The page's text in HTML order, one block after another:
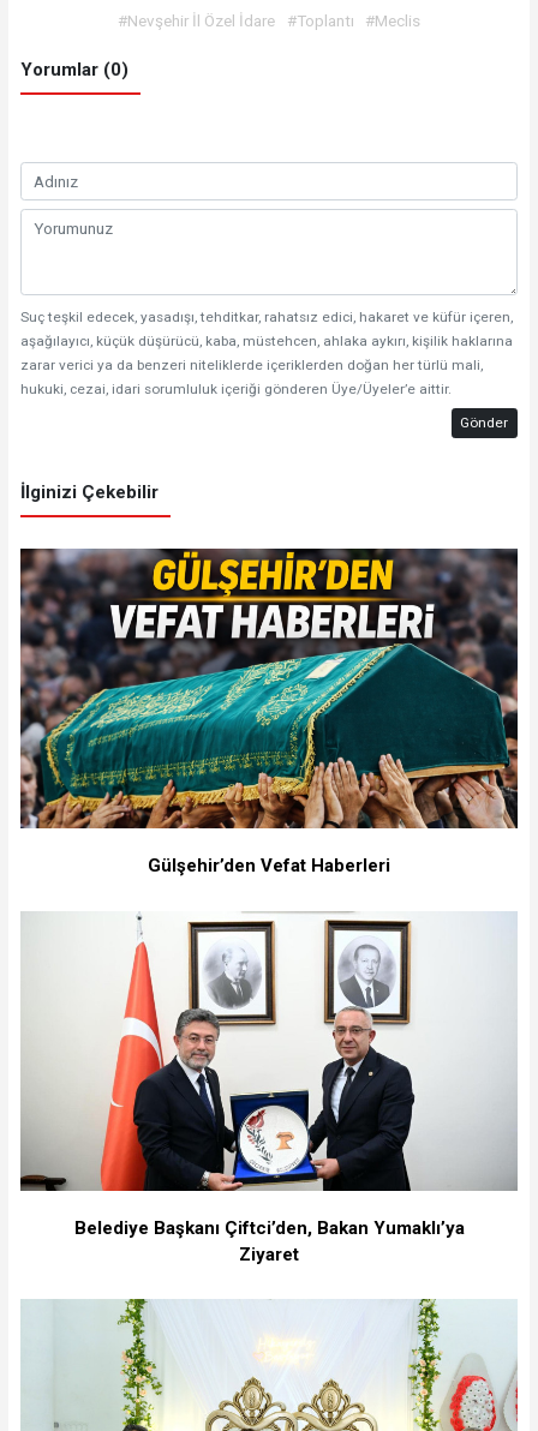
#Nevşehir İl Özel İdare #Toplantı #Meclis
Yorumlar (0)
Suç teşkil edecek, yasadışı, tehditkar, rahatsız edici, hakaret ve küfür içeren,
aşağılayıcı, küçük düşürücü, kaba, müstehcen, ahlaka aykırı, kişilik haklarına
zarar verici ya da benzeri niteliklerde içeriklerden doğan her türlü mali,
hukuki, cezai, idari sorumluluk içeriği gönderen Üye/Üyeler’e aittir.
Gönder
İlginizi Çekebilir
Gülşehir’den Vefat Haberleri
Belediye Başkanı Çiftci’den, Bakan Yumaklı’ya
Ziyaret